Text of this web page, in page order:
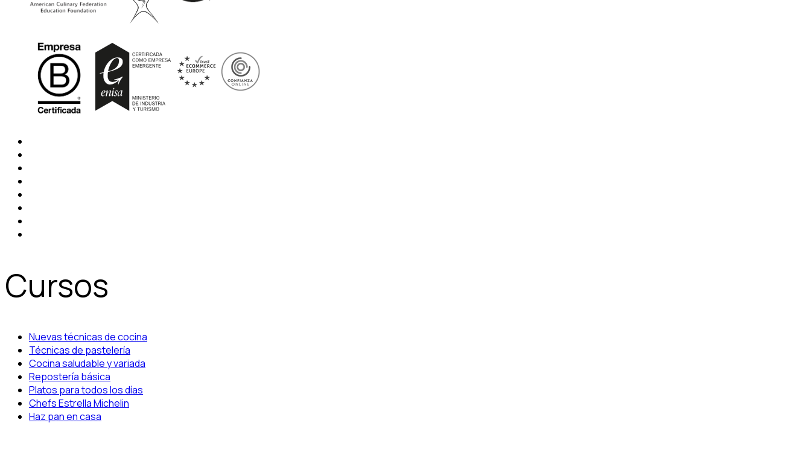
Cursos
Nuevas técnicas de cocina
Técnicas de pastelería
Cocina saludable y variada
Repostería básica
Platos para todos los días
Chefs Estrella Michelin
Haz pan en casa